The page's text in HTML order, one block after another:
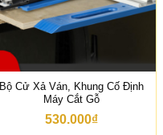
0
.
0
₫
.
à
.
0
Bộ Cử Xả Ván, Khung Cố Định
Máy Cắt Gỗ
530.000₫